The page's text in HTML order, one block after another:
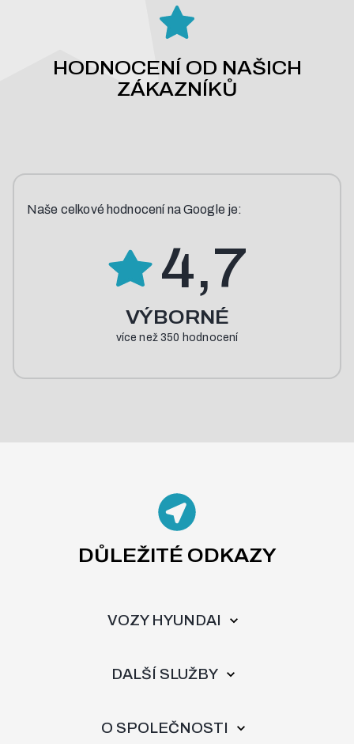
HODNOCENÍ OD NAŠICH
ZÁKAZNÍKŮ
Naše celkové hodnocení naGoogle je:
4,7
VÝBORNÉ
více než 350 hodnocení
DŮLEŽITÉ ODKAZY
VOZY HYUNDAI
DALŠÍ SLUŽBY
O SPOLEČNOSTI